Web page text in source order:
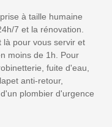
à taille humaine
7 et la rénovation.
là pour vous servir et
moins de 1h. Pour
fuite d'eau,
anti-retour,
plombier d'urgence